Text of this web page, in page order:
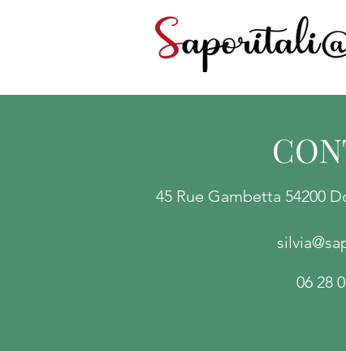
45 Rue Gambetta 54200
06 28